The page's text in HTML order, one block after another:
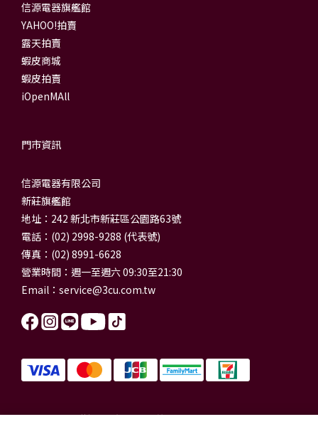
信源電器旗艦館
YAHOO!拍賣
露天拍賣
蝦皮商城
蝦皮拍賣
iOpenMAll
門市資訊
信源電器有限公司
新莊旗艦館
地址：242 新北市新莊區公園路63號
電話：(02) 2998-9288 (代表號)
傳真：(02) 8991-6628
營業時間：週一至週六 09:30至21:30
Email： service@3cu.com.tw
信源電器有限公司 統一編號：84179325